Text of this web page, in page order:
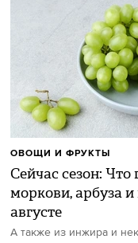
Сейчас сезон: Что
моркови, арбуза
августе
А также из инжира и
ОВОЩИ И ФРУКТЫ